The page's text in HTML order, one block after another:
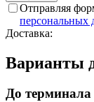
Отправляя
персональных
Доставка:
Варианты
До